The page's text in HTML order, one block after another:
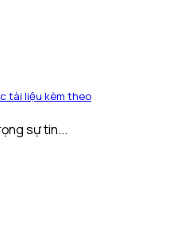
tài liệu kèm theo
sự tin...